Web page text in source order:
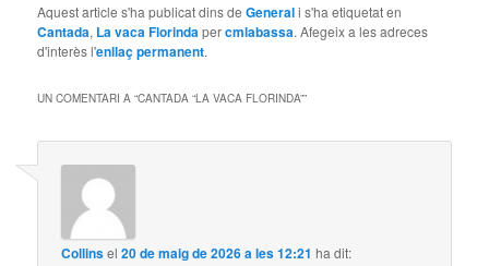
Aquest article s'ha publicat dins deGenerali s'ha etiquetat en
Cantada, La vaca Florinda percmlabassa. Afegeix a les adreces
d'interès l'enllaç permanent.
UN COMENTARI A “CANTADA “LA VACA FLORINDA””
Collinsel20 de maig de 2026 a les 12:21 ha dit: